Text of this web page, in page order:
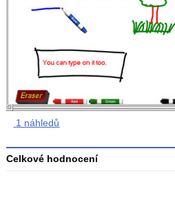
1 náhledů
Celkové hodnocení